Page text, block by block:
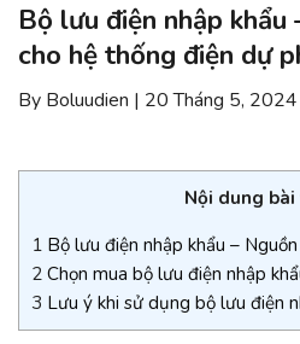
Bộ lưu điện nhập
cho hệ thống điện dự
By Boluudien | 20 Tháng 5, 2024
Nội dung bài
1 Bộ lưu điện nhập khẩu –
2 Chọn mua bộ lưu điện nhập
3 Lưu ý khi sử dụng bộ lưu điện